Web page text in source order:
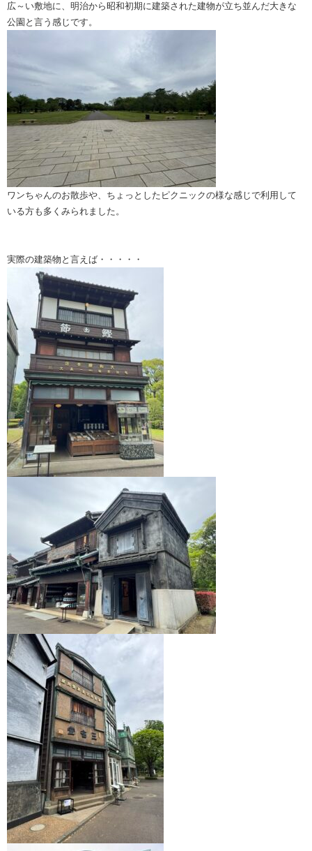
広～い敷地に、明治から昭和初期に建築された建物が立ち並んだ大きな
公園と言う感じです。
ワンちゃんのお散歩や、ちょっとしたピクニックの様な感じで利用して
いる方も多くみられました。
実際の建築物と言えば・・・・・